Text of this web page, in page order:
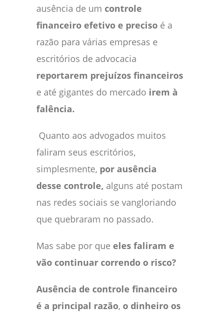
ausência de um controle
financeiro efetivo e preciso é a
razão para várias empresas e
escritórios de advocacia
reportarem prejuízos financeiros
e até gigantes do mercado irem à
falência.
Quanto aos advogados muitos
faliram seus escritórios,
simplesmente, por ausência
desse controle, alguns até postam
nas redes sociais se vangloriando
que quebraram no passado.
Mas sabe por que eles faliram e
vão continuar correndo o risco?
Ausência de controle financeiro
é a principal razão, o dinheiro os